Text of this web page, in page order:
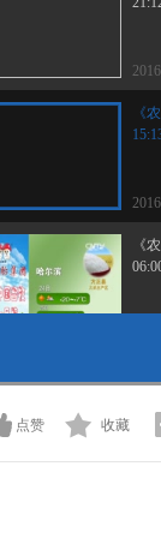
《
《
点赞 收藏